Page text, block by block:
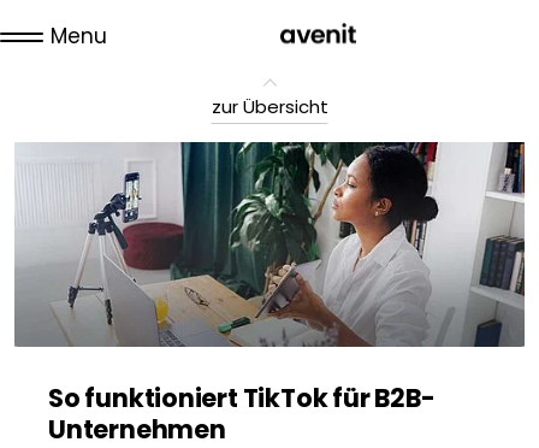
zur Übersicht
So funktioniert TikTok für B2B-
Unternehmen
Menu